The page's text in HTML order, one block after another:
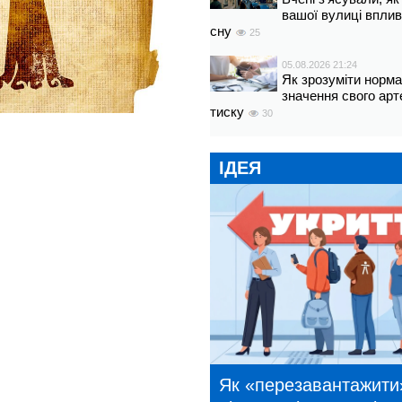
вашої вулиці
сну
25
05.08.2026 21:24
Як зрозуміти
значення свого
тиску
30
ІДЕЯ
Як